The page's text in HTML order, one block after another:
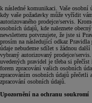
k následné komunikaci. Vaše
kdy vaše požadavky může vyřídit
autorizovaného prodejce/servis.
osobních údajů, kde naleznete
newsletteru potvrzujete, že jste si
prosím na následující odkaz Pravidla
údaje nebudeme sdílet s žádnou
vybraný autorizovaný prodejce/
uvedených pravidel je třeba si
forem zpracování vašich osobních
zpracováním osobních údajů
zpracování osobních údajů.
Upozornění na ochranu soukromí